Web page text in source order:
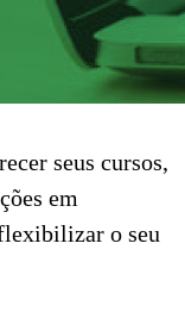
seus cursos,
em
o seu